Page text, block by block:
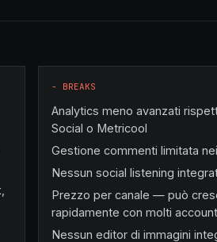
− BREAKS
Analytics meno avanzati
Social o Metricool
Gestione commenti limitata
Nessun social listening
Prezzo per canale — può
rapidamente con molti account
Nessun editor di immagini